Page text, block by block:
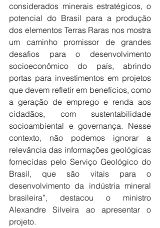
considerados minerais estratégicos, o
potencial do Brasil para a produção
dos elementos Terras Raras nos mostra
um caminho promissor de grandes
desafios para o desenvolvimento
socioeconômico do país, abrindo
portas para investimentos em projetos
que devem refletir em benefícios, como
a geração de emprego e renda aos
cidadãos, com sustentabilidade
socioambiental e governança. Nesse
contexto, não podemos ignorar a
relevância das informações geológicas
fornecidas pelo Serviço Geológico do
Brasil, que são vitais para o
desenvolvimento da indústria mineral
brasileira”, destacou o ministro
Alexandre Silveira ao apresentar o
projeto.